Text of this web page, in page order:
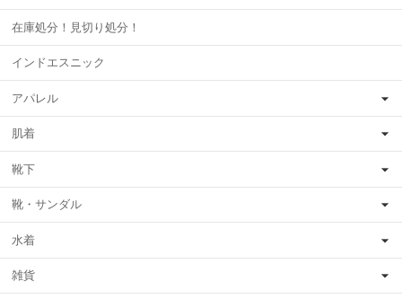
在庫処分！見切り処分！
インドエスニック
アパレル
肌着
靴下
靴・サンダル
水着
雑貨